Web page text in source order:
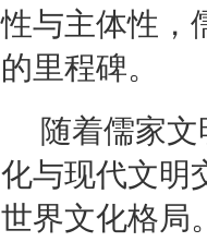
性与主体性，
的里程碑。
随着儒家
化与现代文明
世界文化格局